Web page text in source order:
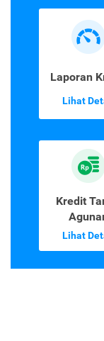
Laporan
Lihat
Kredit
Lihat